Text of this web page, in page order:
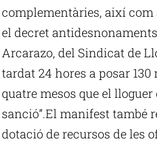
complementàries, així
el decret
Arcarazo, del Sindicat de
tardat 24 hores a posar
quatre mesos que el
sanció”.El manifest també
dotació de recursos de les